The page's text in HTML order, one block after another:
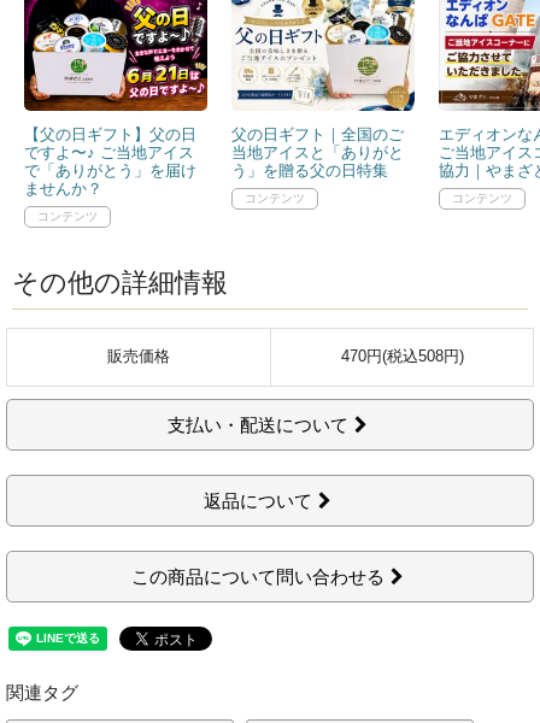
【父の日ギフト】父の日
ですよ〜♪ ご当地アイス
で「ありがとう」を届け
ませんか？
父の日ギフト｜全国のご
当地アイスと「ありがと
う」を贈る父の日特集
エディオンな
ご当地アイス
協力｜やまざ
その他の詳細情報
販売価格 470円(税込508円)
支払い・配送について
返品について
この商品について問い合わせる
関連タグ